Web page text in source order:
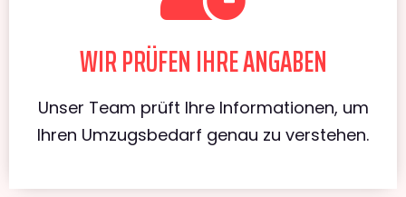
WIR PRÜFEN IHRE ANGABEN
Unser Team prüft Ihre Informationen, um
Ihren Umzugsbedarf genau zu verstehen.